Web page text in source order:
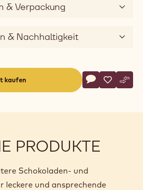
& Verpackung
& Nachhaltigkeit
kaufen
Actions
Schreibe
- 668Speichern
- 668- 668
PRODUKTE
Schokoladen- und
leckere und ansprechende